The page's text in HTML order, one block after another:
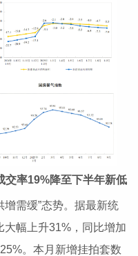
交率19%降至下半年新低
需缓”态势。据最新统
幅上升31%，同比增加
。本月新增挂拍套数